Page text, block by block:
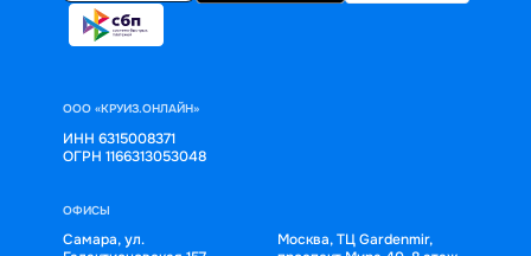
ООО «КРУИЗ.ОНЛАЙН»
ИНН 6315008371
ОГРН 1166313053048
ОФИСЫ
Самара, ул.
Москва, ТЦ Gardenmir,